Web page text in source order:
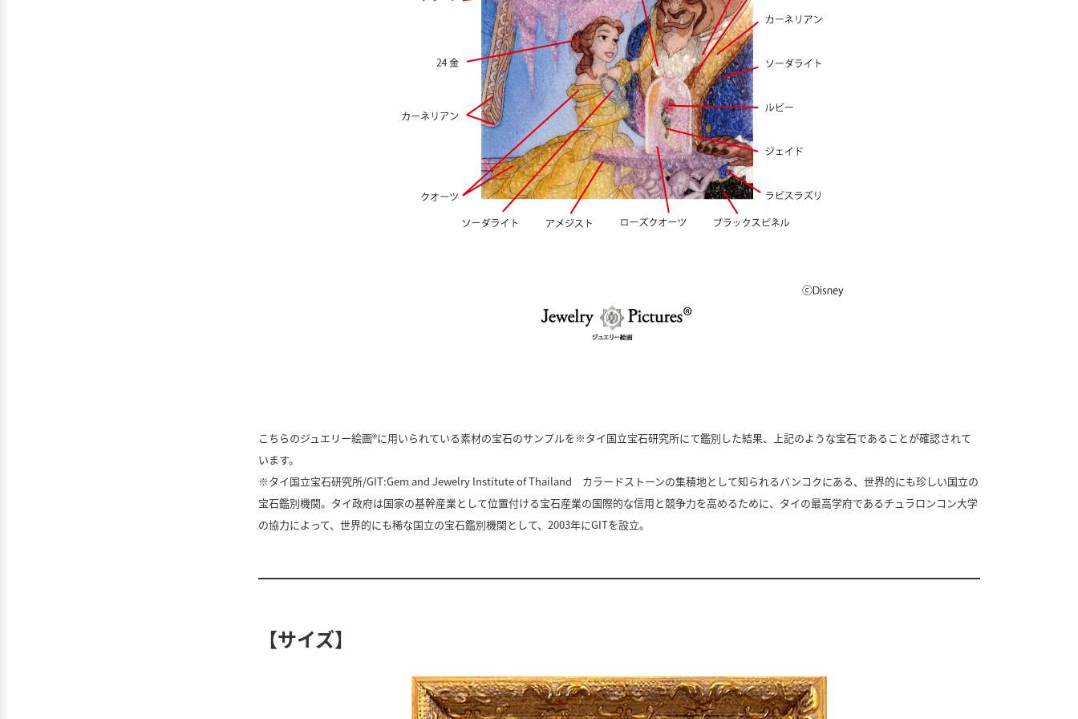
こちらのジュエリー絵画®に用いられている素材の宝石のサンプルを※タイ国立宝石研究所にて鑑別した結果、上記のような宝石であることが確認されて
います。
※タイ国立宝石研究所/GIT:Gem and Jewelry Institute of Thailand カラードストーンの集積地として知られるバンコクにある、世界的にも珍しい国立の
宝石鑑別機関。タイ政府は国家の基幹産業として位置付ける宝石産業の国際的な信用と競争力を高めるために、タイの最高学府であるチュラロンコン大学
の協力によって、世界的にも稀な国立の宝石鑑別機関として、2003年にGITを設立。
【サイズ】